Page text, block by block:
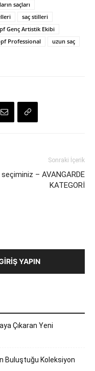
saçları
saç stilleri
Genç Artistik Ekibi
Professional
uzun saç
Sonraki İçerik
– AVANGARDE
KATEGORİ
YAPIN
Çıkaran Yeni
Buluştuğu Koleksiyon